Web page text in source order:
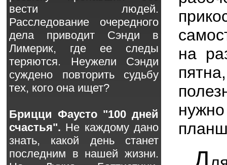
на
Д
вести людей.
Расследование очередного
дела приводит Сэнди в
Лимерик, где ее следы
теряются. Неужели Сэнди
суждено повторить судьбу
тех, кого она ищет?
Брицци Фаусто "100 дней
счастья". Не каждому дано
знать, какой день станет
последним в нашей жизни.